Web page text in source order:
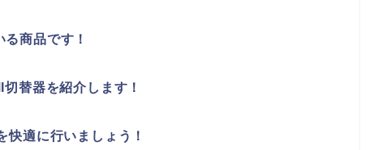
商品です！
替器を紹介します！
適に行いましょう！